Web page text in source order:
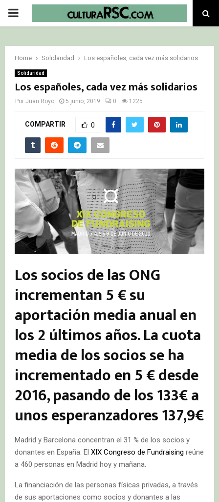
PRIMARY
Home Solidaridad Los españoles, cada vez más solidarios
Solidaridad
Los españoles, cada vez más solidarios
Por Juan Royo 5 junio, 2019 0 1225
COMPARTIR 0
Los socios de las ONG
incrementan 5 € su
aportación media anual en
los 2 últimos años. La cuota
media de los socios se ha
incrementado en 5 € desde
2016, pasando de los 133€ a
unos esperanzadores 137,9€
Madrid y Barcelona concentran el 31 % de los socios y
donantes en España. El XIX Congreso de Fundraising reúne
a 460 personas en Madrid hoy y mañana.
La financiación de las personas físicas privadas, a través
de sus aportaciones como socios y donantes a las